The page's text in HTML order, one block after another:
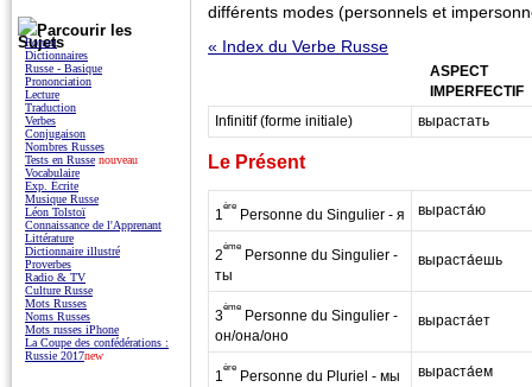
différents modes (personnels et
« Index du Verbe Russe
ASPECT
IMPERFECTIF
Infinitif (forme initiale)
вырастать
Le Présent
1
ère
Personne du Singulier - я выраста́ю
2
ème
Personne du Singulier -
ты
выраста́ешь
3
ème
Personne du Singulier -
он/она/оно
выраста́ет
1
ère
Personne du Pluriel - мы выраста́ем
Parcourir les
Sujets
Forum
Dictionnaires
Russe - Basique
Prononciation
Lecture
Traduction
Verbes
Conjugaison
Nombres Russes
Tests en Russe nouveau
Vocabulaire
Exp. Écrite
Musique Russe
Léon Tolstoï
Connaissance de l'Apprenant
Littérature
Dictionnaire illustré
Proverbes
Radio & TV
Culture Russe
Mots Russes
Noms Russes
Mots russes iPhone
La Coupe des confédérations :
Russie 2017new